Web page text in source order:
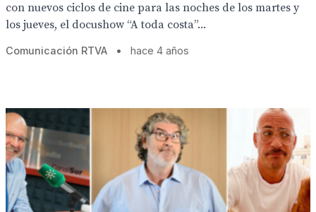
con nuevos ciclos de cine para las noches de los martes y
los jueves, el docushow “A toda costa”...
Comunicación RTVA • hace 4 años